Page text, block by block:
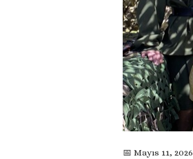
📅 Mayıs 11, 2026